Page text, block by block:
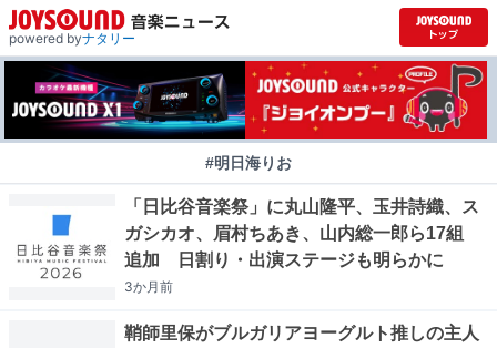
powered byナタリー
#明日海りお
「日比谷音楽祭」に丸山隆平、玉井詩織、ス
ガシカオ、眉村ちあき、山内総一郎ら17組
追加 日割り・出演ステージも明らかに
3か月前
鞘師里保がブルガリアヨーグルト推しの主人